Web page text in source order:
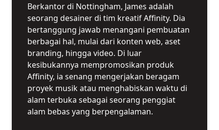
Berkantor di Nottingham, James adalah
seorang desainer di tim kreatif Affinity. Dia
bertanggung jawab menangani pembuatan
berbagai hal, mulai dari konten web, aset
branding, hingga video. Di luar
kesibukannya mempromosikan produk
Affinity, ia senang mengerjakan beragam
proyek musik atau menghabiskan waktu di
alam terbuka sebagai seorang penggiat
alam bebas yang berpengalaman.